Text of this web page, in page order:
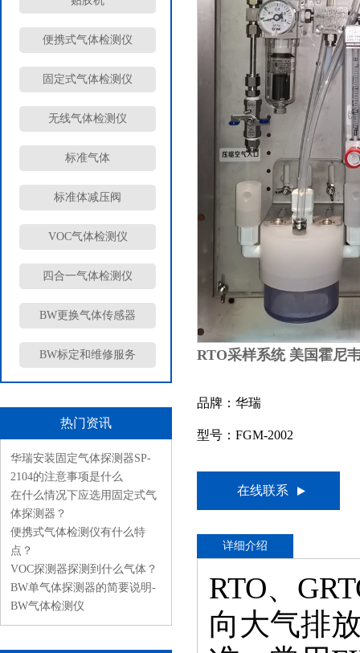
便携式气体检测仪
固定式气体检测仪
无线气体检测仪
标准气体
标准体减压阀
VOC气体检测仪
四合一气体检测仪
BW更换气体传感器
BW标定和维修服务
热门资讯
华瑞安装固定气体探测器SP-
2104的注意事项是什么
在什么情况下应选用固定式气
体探测器？
便携式气体检测仪有什么特
点？
VOC探测器探测到什么气体？
BW单气体探测器的简要说明-
BW气体检测仪
RTO采样系统 美国霍尼
品牌：华瑞
型号：FGM-2002
在线联系
详细介绍
RTO、
向大气排